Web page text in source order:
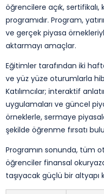
öğrencilere açık,
programıdır. Program,
ve gerçek piyasa
aktarmayı amaçlar.
Eğitimler tarafından iki
ve yüz yüze oturumlarla
Katılımcılar; interaktif
uygulamaları ve güncel
örneklerle, sermaye
şekilde öğrenme fırsatı
Programın sonunda, tüm
öğrenciler finansal
taşıyacak güçlü bir altyapı